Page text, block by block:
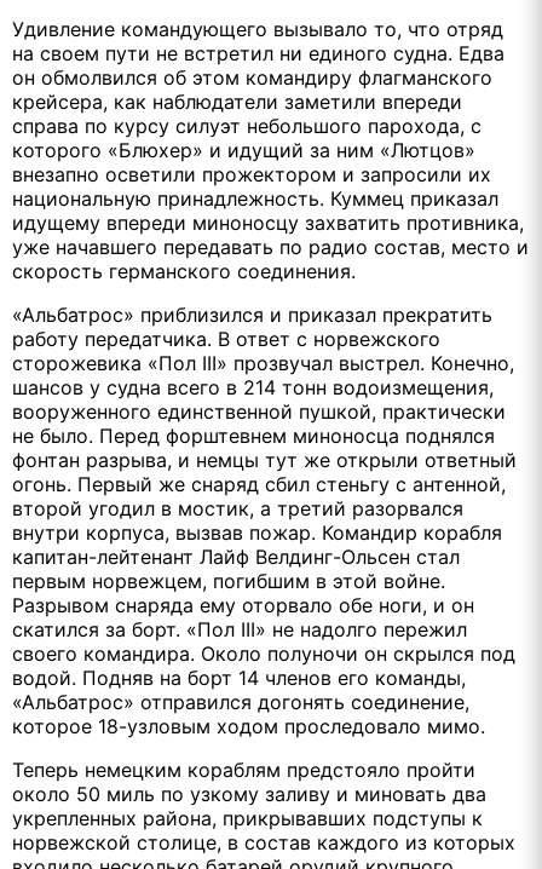
Удивление командующего вызывало то, что отряд
на своем пути не встретил ни единого судна. Едва
он обмолвился об этом командиру флагманского
крейсера, как наблюдатели заметили впереди
справа по курсу силуэт небольшого парохода, с
которого «Блюхер» и идущий за ним «Лютцов»
внезапно осветили прожектором и запросили их
национальную принадлежность. Куммец приказал
идущему впереди миноносцу захватить противника,
уже начавшего передавать по радио состав, место и
скорость германского соединения.
«Альбатрос» приблизился и приказал прекратить
работу передатчика. В ответ с норвежского
сторожевика «Пол III» прозвучал выстрел. Конечно,
шансов у судна всего в 214 тонн водоизмещения,
вооруженного единственной пушкой, практически
не было. Перед форштевнем миноносца поднялся
фонтан разрыва, и немцы тут же открыли ответный
огонь. Первый же снаряд сбил стеньгу с антенной,
второй угодил в мостик, а третий разорвался
внутри корпуса, вызвав пожар. Командир корабля
капитан-лейтенант Лайф Велдинг-Ольсен стал
первым норвежцем, погибшим в этой войне.
Разрывом снаряда ему оторвало обе ноги, и он
скатился за борт. «Пол III» не надолго пережил
своего командира. Около полуночи он скрылся под
водой. Подняв на борт 14 членов его команды,
«Альбатрос» отправился догонять соединение,
которое 18-узловым ходом проследовало мимо.
Теперь немецким кораблям предстояло пройти
около 50 миль по узкому заливу и миновать два
укрепленных района, прикрывавших подступы к
норвежской столице, в состав каждого из которых